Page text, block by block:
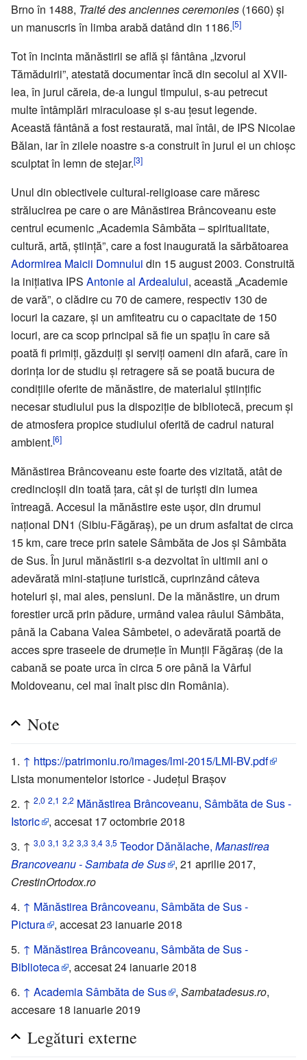
Brno în 1488, Traité des anciennes ceremonies (1660) și
un manuscris în limba arabă datând din 1186.[5]
Tot în incinta mănăstirii se află și fântâna „Izvorul
Tămăduirii”, atestată documentar încă din secolul al XVII-
lea, în jurul căreia, de-a lungul timpului, s-au petrecut
multe întâmplări miraculoase și s-au țesut legende.
Această fântână a fost restaurată, mai întâi, de IPS Nicolae
Bălan, iar în zilele noastre s-a construit în jurul ei un chioșc
sculptat în lemn de stejar.[3]
Unul din obiectivele cultural-religioase care măresc
strălucirea pe care o are Mânăstirea Brâncoveanu este
centrul ecumenic „Academia Sâmbăta – spiritualitate,
cultură, artă, știință”, care a fost inaugurată la sărbătoarea
Adormirea Maicii Domnului din 15 august 2003. Construită
la inițiativa IPS Antonie al Ardealului, această „Academie
de vară”, o clădire cu 70 de camere, respectiv 130 de
locuri la cazare, și un amfiteatru cu o capacitate de 150
locuri, are ca scop principal să fie un spațiu în care să
poată fi primiți, găzduiți și serviți oameni din afară, care în
dorința lor de studiu și retragere să se poată bucura de
condițiile oferite de mănăstire, de materialul științific
necesar studiului pus la dispoziție de bibliotecă, precum și
de atmosfera propice studiului oferită de cadrul natural
ambient.[6]
Mănăstirea Brâncoveanu este foarte des vizitată, atât de
credincioșii din toată țara, cât și de turiști din lumea
întreagă. Accesul la mănăstire este ușor, din drumul
național DN1 (Sibiu-Făgăraș), pe un drum asfaltat de circa
15 km, care trece prin satele Sâmbăta de Jos și Sâmbăta
de Sus. În jurul mănăstirii s-a dezvoltat în ultimii ani o
adevărată mini-stațiune turistică, cuprinzând câteva
hoteluri și, mai ales, pensiuni. De la mănăstire, un drum
forestier urcă prin pădure, urmând valea râului Sâmbăta,
până la Cabana Valea Sâmbetei, o adevărată poartă de
acces spre traseele de drumeție în Munții Făgăraș (de la
cabană se poate urca în circa 5 ore până la Vârful
Moldoveanu, cel mai înalt pisc din România).
Note
↑ https://patrimoniu.ro/images/lmi-2015/LMI-BV.pdf
Lista monumentelor istorice - Județul Brașov
↑ 2,0 2,1 2,2 Mănăstirea Brâncoveanu, Sâmbăta de Sus -
Istoric
, accesat 17 octombrie 2018
↑ 3,0 3,1 3,2 3,3 3,4 3,5 Teodor Dănălache, Manastirea
Brancoveanu - Sambata de Sus
, 21 aprilie 2017,
CrestinOrtodox.ro
↑ Mănăstirea Brâncoveanu, Sâmbăta de Sus -
Pictura
, accesat 23 ianuarie 2018
↑ Mănăstirea Brâncoveanu, Sâmbăta de Sus -
Biblioteca
, accesat 24 ianuarie 2018
↑ Academia Sâmbăta de Sus , Sambatadesus.ro,
accesare 18 ianuarie 2019
Legături externe